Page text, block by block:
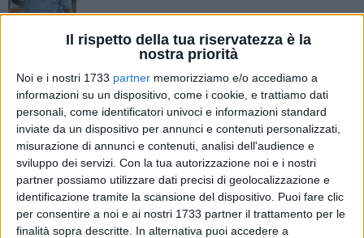
Il rispetto della tua riservatezza è la
nostra priorità
Noi e i nostri 1733 partner memorizziamo e/o accediamo a
informazioni su un dispositivo, come i cookie, e trattiamo dati
personali, come identificatori univoci e informazioni standard
inviate da un dispositivo per annunci e contenuti personalizzati,
misurazione di annunci e contenuti, analisi dell'audience e
sviluppo dei servizi. Con la tua autorizzazione noi e i nostri
partner possiamo utilizzare dati precisi di geolocalizzazione e
identificazione tramite la scansione del dispositivo. Puoi fare clic
per consentire a noi e ai nostri 1733 partner il trattamento per le
finalità sopra descritte. In alternativa puoi accedere a
BARLETTA - 18 AGOSTO 2011
Calcio, i risultati e i marcatori della prima
giornata di Coppa Italia Lega Pro
BARLETTA - 18 AGOSTO 2011
Barletta, soddisfacente l'avvio degli
allenamenti per il settore giovanile
BARLETTA - 17 AGOSTO 2011
Barletta, diversi assenti nell'allenamento
odierno